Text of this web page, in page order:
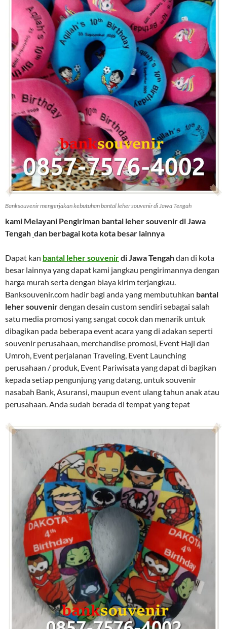
Banksouvenir mengerjakan kebutuhan bantal leher souvenir di Jawa Tengah
kami Melayani Pengiriman bantal leher souvenir di Jawa
Tengah dan berbagai kota kota besar lainnya
Dapat kan bantal leher souvenirdi Jawa Tengahdan di kota
besar lainnya yang dapat kami jangkau pengirimannya dengan
harga murah serta dengan biaya kirim terjangkau.
Banksouvenir.com hadir bagi anda yang membutuhkan bantal
leher souvenirdengan desain custom sendiri sebagai salah
satu media promosi yang sangat cocok dan menarik untuk
dibagikan pada beberapa event acara yang di adakan seperti
souvenir perusahaan, merchandise promosi, Event Haji dan
Umroh, Event perjalanan Traveling, Event Launching
perusahaan / produk, Event Pariwisata yang dapat di bagikan
kepada setiap pengunjung yang datang, untuk souvenir
nasabah Bank, Asuransi, maupun event ulang tahun anak atau
perusahaan. Anda sudah berada di tempat yang tepat